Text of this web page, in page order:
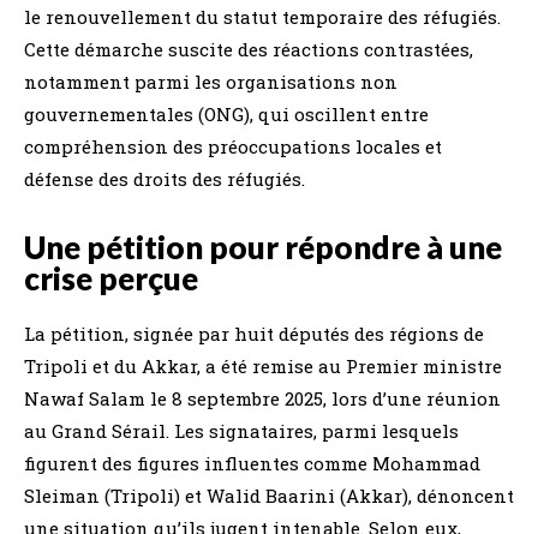
le renouvellement du statut temporaire des réfugiés.
Cette démarche suscite des réactions contrastées,
notamment parmi les organisations non
gouvernementales (ONG), qui oscillent entre
compréhension des préoccupations locales et
défense des droits des réfugiés.
Une pétition pour répondre à une
crise perçue
La pétition, signée par huit députés des régions de
Tripoli et du Akkar, a été remise au Premier ministre
Nawaf Salam le 8 septembre 2025, lors d’une réunion
au Grand Sérail. Les signataires, parmi lesquels
figurent des figures influentes comme Mohammad
Sleiman (Tripoli) et Walid Baarini (Akkar), dénoncent
une situation qu’ils jugent intenable. Selon eux,